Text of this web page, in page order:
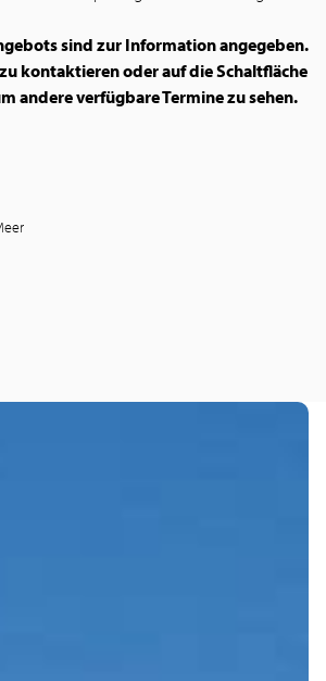
sind zur Information angegeben.
kontaktieren oder auf die Schaltfläche
andere verfügbare Termine zu sehen.